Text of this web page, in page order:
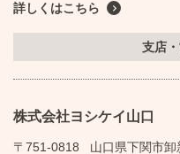
詳しくはこちら
支店
株式会社ヨシケイ山口
〒751-0818
山口県下関市卸